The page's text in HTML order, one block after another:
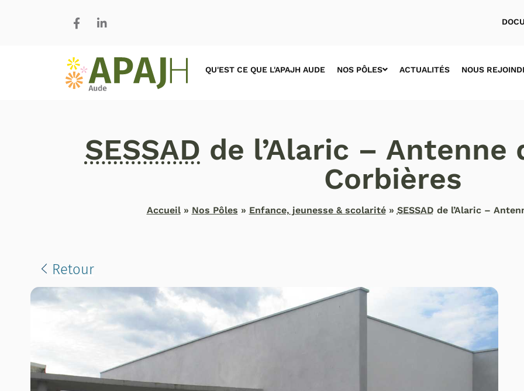
QU'EST CE QUE L'APAJH AUDE NOS PÔLES ACTUALITÉS NOUS
SESSAD de l’Alaric – Antenne
Corbières
Accueil» Nos Pôles » Enfance, jeunesse & scolarité» SESSAD de l’Alaric –
Retour